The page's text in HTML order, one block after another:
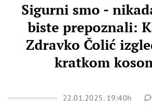
Sigurni smo -
biste prepoznali:
Zdravko Čolić
kratkom
22.01.2025. 19:40h